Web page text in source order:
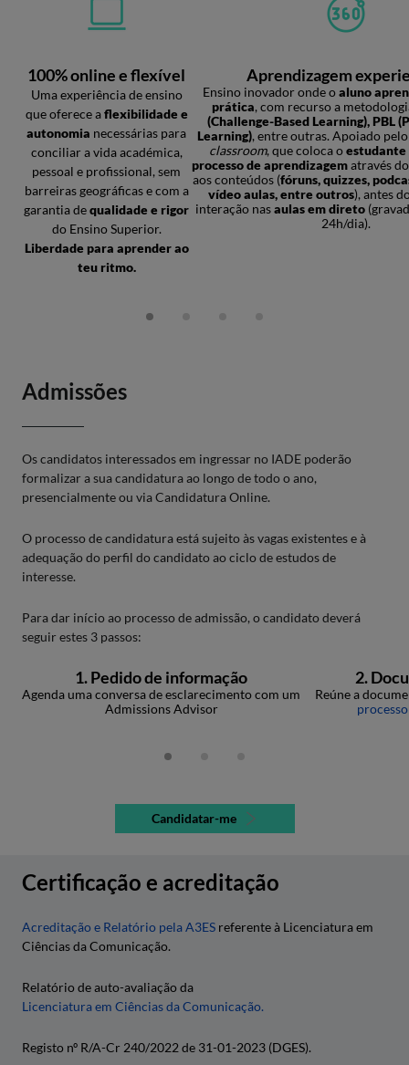
100% online e flexível
Uma experiência de ensino
que oferece aflexibilidade e
autonomia necessárias para
conciliar a vida académica,
pessoal e profissional, sem
barreiras geográficas e com a
garantia dequalidade e rigor
do Ensino Superior.
Liberdade para aprender ao
teu ritmo.
Aprendizagem
Ensino inovador onde oaluno
prática, com recurso a
(Challenge-Based Learning), PBL
Learning), entre outras. Apoiado
classroom, que coloca oestudante
processo de aprendizagematravés
aos conteúdos (fóruns, quizzes,
vídeo aulas, entre outros), antes
interação nasaulas em direto
24h/dia).
Admissões
Os candidatos interessados em ingressar no IADE poderão
formalizar a sua candidatura ao longo de todo o ano,
presencialmente ou via Candidatura Online.
O processo de candidatura está sujeito às vagas existentes e à
adequação do perfil do candidato ao ciclo de estudos de
interesse.
Para dar início ao processo de admissão, o candidato deverá
seguir estes 3 passos:
1. Pedido de informação
Agenda uma conversa de esclarecimento com um
Admissions Advisor
2.
Reúne a
Candidatar-me
Certificação e acreditação
Acreditação e Relatório pela A3ES referente à Licenciatura em
Ciências da Comunicação.
Relatório de auto-avaliação da
Licenciatura em Ciências da Comunicação.
Registo nº R/A-Cr 240/2022 de 31-01-2023 (DGES).